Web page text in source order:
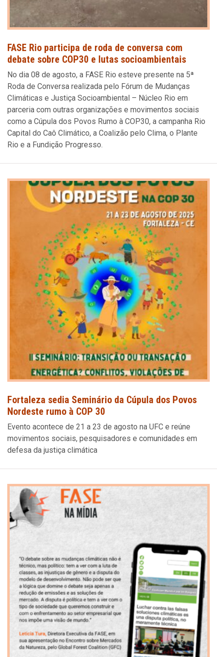
FASE Rio participa de roda de conversa com
debate sobre COP30 e lutas socioambientais
No dia 08 de agosto, a FASE Rio esteve presente na 5ª
Roda de Conversa realizada pelo Fórum de Mudanças
Climáticas e Justiça Socioambiental – Núcleo Rio em
parceria com outras organizações e movimentos sociais
como a Cúpula dos Povos Rumo à COP30, a campanha Rio
Capital do Caô Climático, a Coalizão pelo Clima, o Plante
Rio e a Fundição Progresso.
Fortaleza sedia Seminário da Cúpula dos Povos
Nordeste rumo à COP 30
Evento acontece de 21 a 23 de agosto na UFC e reúne
movimentos sociais, pesquisadores e comunidades em
defesa da justiça climática